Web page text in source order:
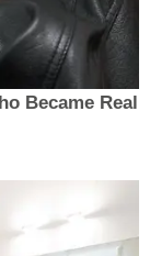
Became Real